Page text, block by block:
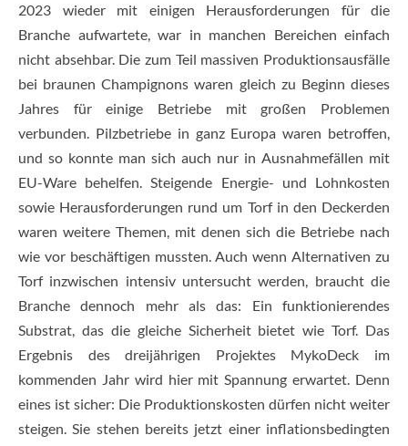
2023 wieder mit einigen Herausforderungen für die
Branche aufwartete, war in manchen Bereichen einfach
nicht absehbar. Die zum Teil massiven Produktionsausfälle
bei braunen Champignons waren gleich zu Beginn dieses
Jahres für einige Betriebe mit großen Problemen
verbunden. Pilzbetriebe in ganz Europa waren betroffen,
und so konnte man sich auch nur in Ausnahmefällen mit
EU-Ware behelfen. Steigende Energie- und Lohnkosten
sowie Herausforderungen rund um Torf in den Deckerden
waren weitere Themen, mit denen sich die Betriebe nach
wie vor beschäftigen mussten. Auch wenn Alternativen zu
Torf inzwischen intensiv untersucht werden, braucht die
Branche dennoch mehr als das: Ein funktionierendes
Substrat, das die gleiche Sicherheit bietet wie Torf. Das
Ergebnis des dreijährigen Projektes MykoDeck im
kommenden Jahr wird hier mit Spannung erwartet. Denn
eines ist sicher: Die Produktionskosten dürfen nicht weiter
steigen. Sie stehen bereits jetzt einer inflationsbedingten